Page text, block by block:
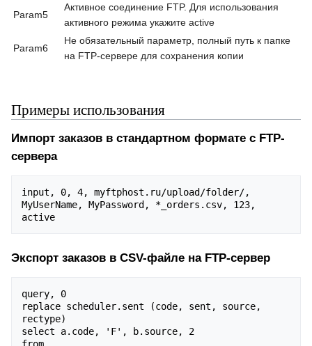
Param5
Активное соединение FTP. Для использования
активного режима укажите active
Param6
Не обязательный параметр, полный путь к папке
на FTP-сервере для сохранения копии
Примеры использования
Импорт заказов в стандартном формате с FTP-
сервера
input, 0, 4, myftphost.ru/upload/folder/,
MyUserName, MyPassword, *_orders.csv, 123,
Экспорт заказов в CSV-файле на FTP-сервер
query, 0
replace scheduler.sent (code, sent, source,
rectype)
select a.code, 'F', b.source, 2